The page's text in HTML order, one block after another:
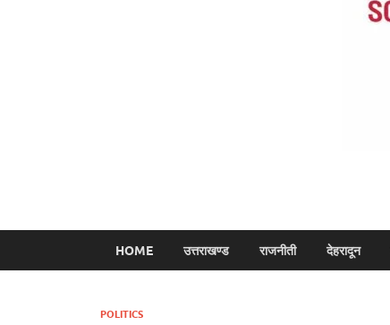
HOME उत्तराखण्ड राजनीती देहरादून
POLITICS